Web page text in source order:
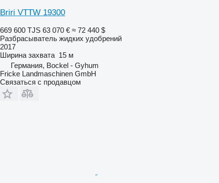
Briri VTTW 19300
669 600 TJS 63 070 € ≈ 72 440 $
Разбрасыватель жидких удобрений
2017
Ширина захвата 15 м
Германия, Bockel - Gyhum
Fricke Landmaschinen GmbH
Связаться с продавцом